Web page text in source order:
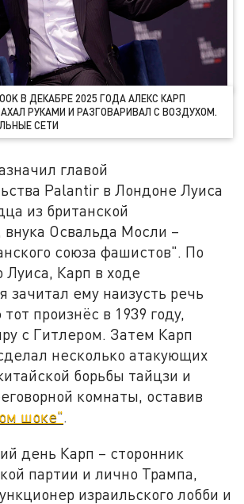
В ДЕКАБРЕ 2025 ГОДА АЛЕКС КАРП
РУКАМИ И РАЗГОВАРИВАЛ С ВОЗДУХОМ.
СЕТИ
главой
Palantir в Лондоне Луиса
из британской
внука Освальда Мосли –
союза фашистов". По
Луиса, Карп в ходе
зачитал ему наизусть речь
произнёс в 1939 году,
с Гитлером. Затем Карп
несколько атакующих
борьбы тайцзи и
комнаты, оставив
шоке".
день Карп – сторонник
партии и лично Трампа,
израильского лобби и